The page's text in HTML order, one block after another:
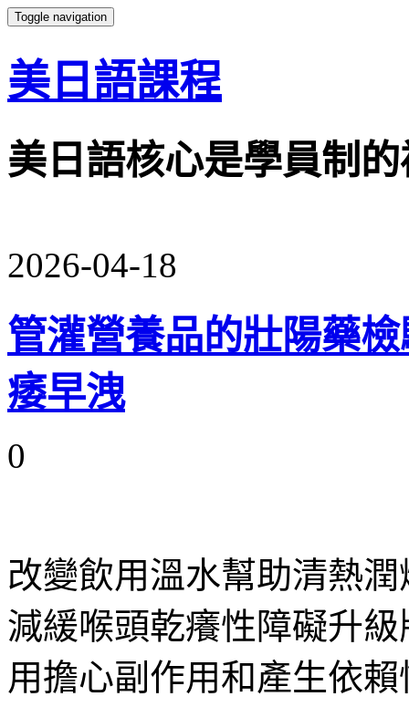
Toggle navigation
美日語課程
美日語核心是學員制
2026-04-18
管灌營養品的壯陽藥
痿早洩
0
改變飲用溫水幫助清熱潤
減緩喉頭乾癢性障礙升
用擔心副作用和產生依